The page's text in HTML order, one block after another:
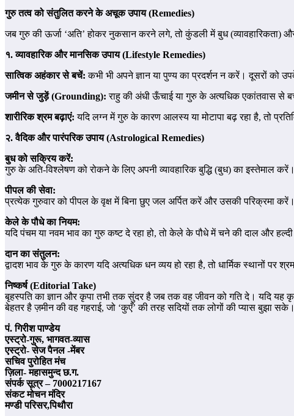
गुरु तत्व को संतुलित करने के अचूक उपाय (Remedies)
जब गुरु की ऊर्जा ‘अति’ होकर नुकसान करने लगे, तो कुंडली में बुध
१. व्यावहारिक और मानसिक उपाय (Lifestyle Remedies)
सात्विक अहंकार से बचें:कभी भी अपने ज्ञान या पुण्य का प्रदर्शन न करें। दूसरों को
जमीन से जुड़ें (Grounding):राहु की अंधी ऊँचाई या गुरु के अत्यधिक एकांतवास
शारीरिक श्रम बढ़ाएं:यदि लग्न में गुरु के कारण आलस्य या मोटापा बढ़ रहा है, तो
२. वैदिक और पारंपरिक उपाय (Astrological Remedies)
बुध को सक्रिय करें:
गुरु के अति-विश्लेषण को रोकने के लिए अपनी व्यावहारिक बुद्धि (बुध) का इस्तेमाल
पीपल की सेवा:
प्रत्येक गुरुवार को पीपल के वृक्ष में बिना छुए जल अर्पित करें और उसकी परिक्रमा करें।
केले के पौधे का नियम:
यदि पंचम या नवम भाव का गुरु कष्ट दे रहा हो, तो केले के पौधे में चने की दाल और
दान का संतुलन:
द्वादश भाव के गुरु के कारण यदि अत्यधिक धन व्यय हो रहा है, तो धार्मिक स्थानों पर
निष्कर्ष (Editorial Take)
बृहस्पति का ज्ञान और कृपा तभी तक सुंदर है जब तक वह जीवन को गति दे। यदि
बेहतर है ज़मीन की वह गहराई, जो ‘कुएँ’ की तरह सदियों तक लोगों की प्यास बुझा सके।
पं. गिरीश पाण्डेय
एस्ट्रो-गुरू, भागवत-व्यास
एस्ट्रो- सेज पैनल -मेंबर
सचिव पुरोहित मंच
ज़िला- महासमुन्द छ.ग.
संपर्क सूत्र – 7000217167
संकट मोचन मंदिर
मण्डी परिसर,पिथौरा